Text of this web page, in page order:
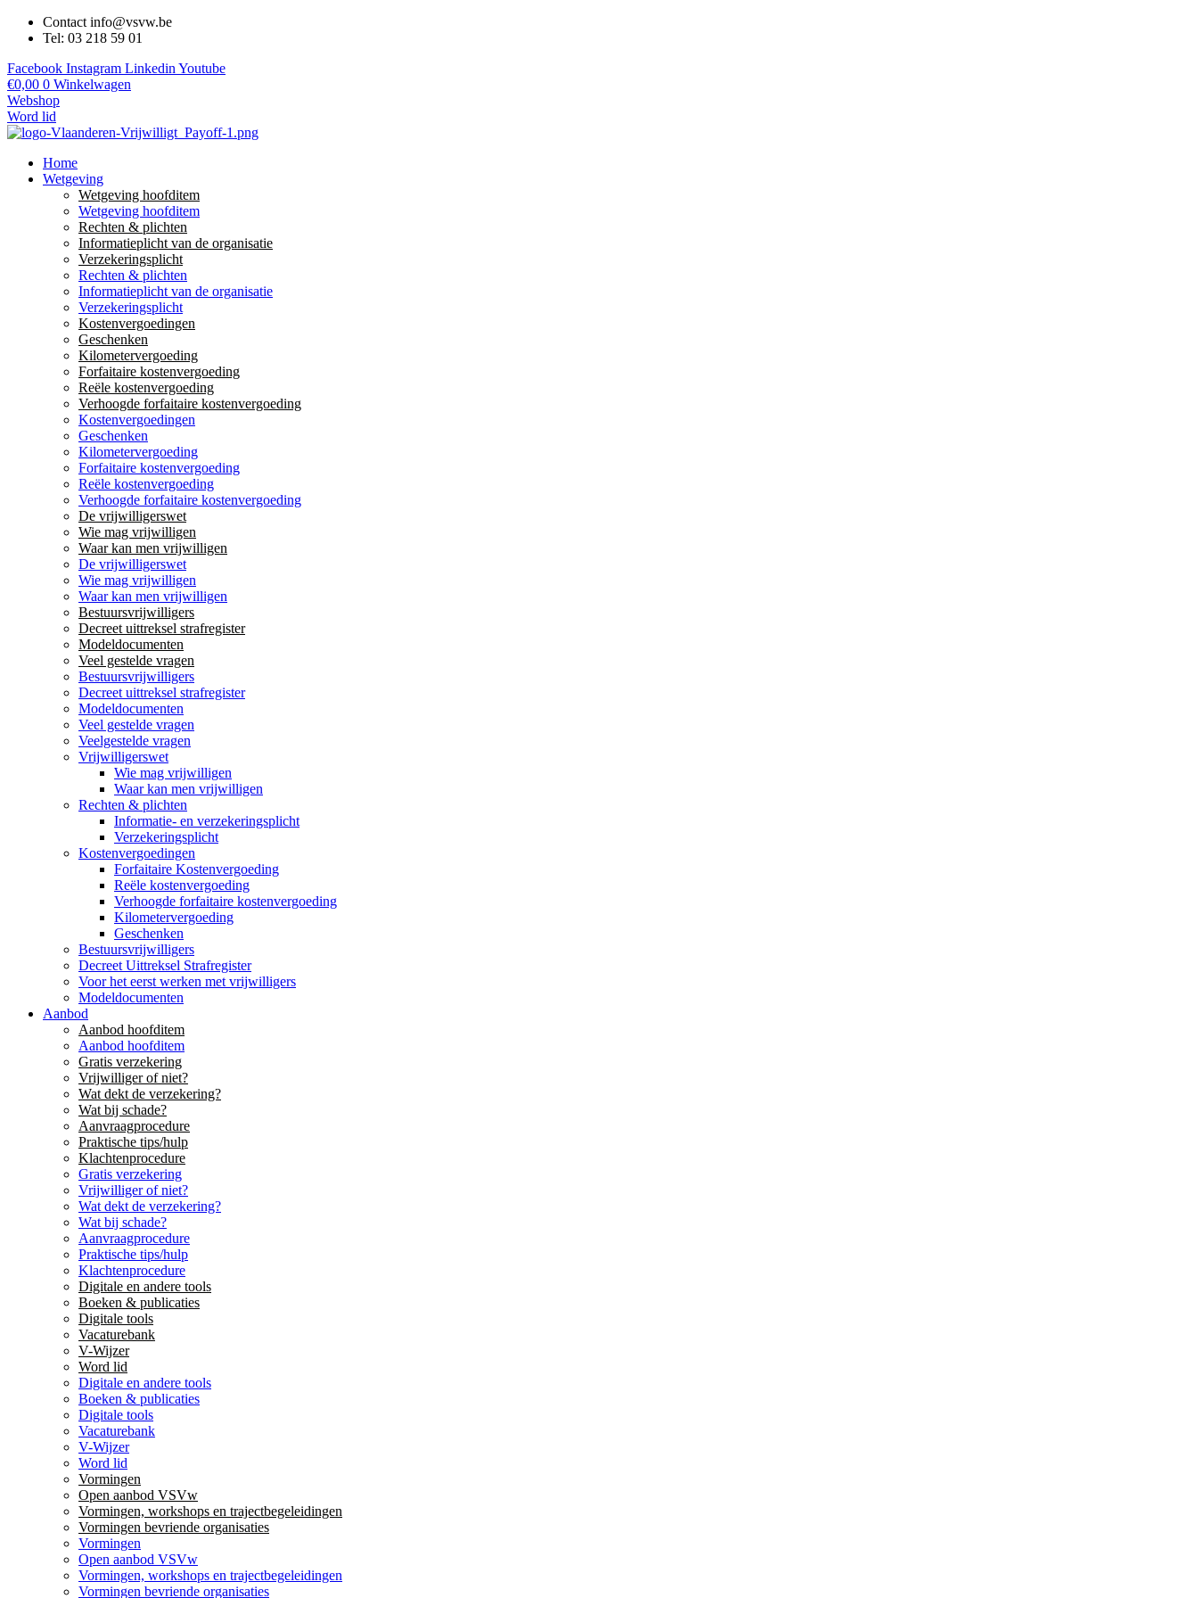
Contact info@vsvw.be
Tel: 03 218 59 01
Facebook Instagram Linkedin Youtube
€0,00 0 Winkelwagen
Webshop
Word lid
Home
Wetgeving
Wetgeving hoofditem
Wetgeving hoofditem
Rechten & plichten
Informatieplicht van de organisatie
Verzekeringsplicht
Rechten & plichten
Informatieplicht van de organisatie
Verzekeringsplicht
Kostenvergoedingen
Geschenken
Kilometervergoeding
Forfaitaire kostenvergoeding
Reële kostenvergoeding
Verhoogde forfaitaire kostenvergoeding
Kostenvergoedingen
Geschenken
Kilometervergoeding
Forfaitaire kostenvergoeding
Reële kostenvergoeding
Verhoogde forfaitaire kostenvergoeding
De vrijwilligerswet
Wie mag vrijwilligen
Waar kan men vrijwilligen
De vrijwilligerswet
Wie mag vrijwilligen
Waar kan men vrijwilligen
Bestuursvrijwilligers
Decreet uittreksel strafregister
Modeldocumenten
Veel gestelde vragen
Bestuursvrijwilligers
Decreet uittreksel strafregister
Modeldocumenten
Veel gestelde vragen
Veelgestelde vragen
Vrijwilligerswet
Wie mag vrijwilligen
Waar kan men vrijwilligen
Rechten & plichten
Informatie- en verzekeringsplicht
Verzekeringsplicht
Kostenvergoedingen
Forfaitaire Kostenvergoeding
Reële kostenvergoeding
Verhoogde forfaitaire kostenvergoeding
Kilometervergoeding
Geschenken
Bestuursvrijwilligers
Decreet Uittreksel Strafregister
Voor het eerst werken met vrijwilligers
Modeldocumenten
Aanbod
Aanbod hoofditem
Aanbod hoofditem
Gratis verzekering
Vrijwilliger of niet?
Wat dekt de verzekering?
Wat bij schade?
Aanvraagprocedure
Praktische tips/hulp
Klachtenprocedure
Gratis verzekering
Vrijwilliger of niet?
Wat dekt de verzekering?
Wat bij schade?
Aanvraagprocedure
Praktische tips/hulp
Klachtenprocedure
Digitale en andere tools
Boeken & publicaties
Digitale tools
Vacaturebank
V-Wijzer
Word lid
Digitale en andere tools
Boeken & publicaties
Digitale tools
Vacaturebank
V-Wijzer
Word lid
Vormingen
Open aanbod VSVw
Vormingen, workshops en trajectbegeleidingen
Vormingen bevriende organisaties
Vormingen
Open aanbod VSVw
Vormingen, workshops en trajectbegeleidingen
Vormingen bevriende organisaties